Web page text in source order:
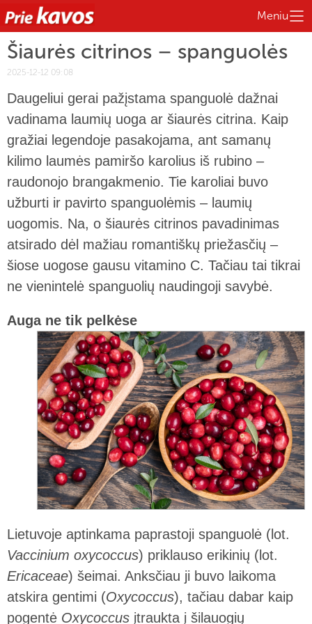
Meniu
Šiaurės citrinos – spanguolės
2025-12-12 09:08
Daugeliui gerai pažįstama spanguolė dažnai
vadinama laumių uoga ar šiaurės citrina. Kaip
gražiai legendoje pasakojama, ant samanų
kilimo laumės pamiršo karolius iš rubino –
raudonojo brangakmenio. Tie karoliai buvo
užburti ir pavirto spanguolėmis – laumių
uogomis. Na, o šiaurės citrinos pavadinimas
atsirado dėl mažiau romantiškų priežasčių –
šiose uogose gausu vitamino C. Tačiau tai tikrai
ne vienintelė spanguolių naudingoji savybė.
Auga ne tik pelkėse
Lietuvoje aptinkama paprastoji spanguolė (lot.
Vaccinium oxycoccus) priklauso erikinių (lot.
Ericaceae) šeimai. Anksčiau ji buvo laikoma
atskira gentimi (Oxycoccus), tačiau dabar kaip
pogentė Oxycoccus įtraukta į šilauogių